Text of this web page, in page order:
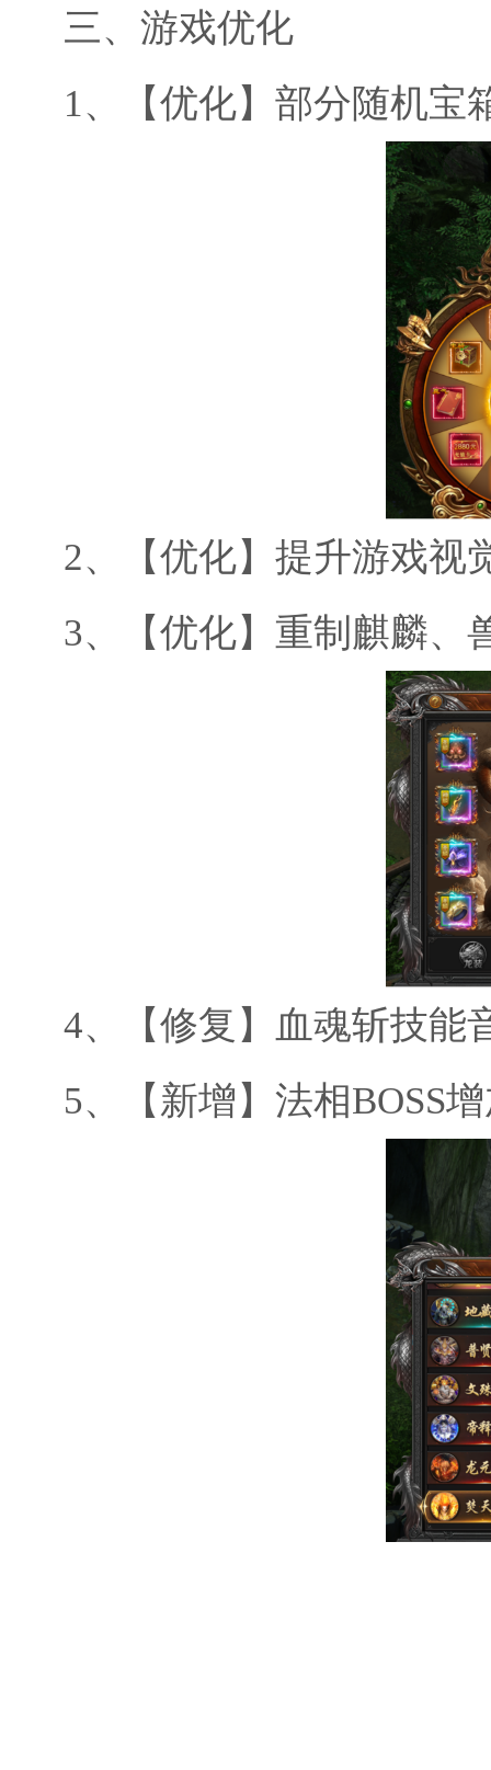
三、 游戏优化
1、
【优化】部分随机
2、
【优化】提升游戏视
3、
【优化】重制麒麟
4、
【修复】血魂斩技能
5、
【新增】法相BOSS